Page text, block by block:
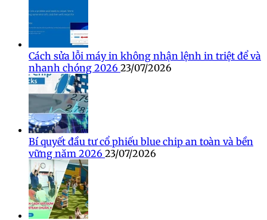
Cách sửa lỗi máy in không nhận lệnh in triệt để và
nhanh chóng 2026 23/07/2026
Bí quyết đầu tư cổ phiếu blue chip an toàn và bền
vững năm 2026 23/07/2026